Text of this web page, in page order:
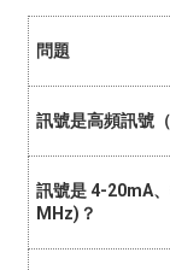
問題
訊號是高頻訊號
訊號是 4-20mA
MHz)？